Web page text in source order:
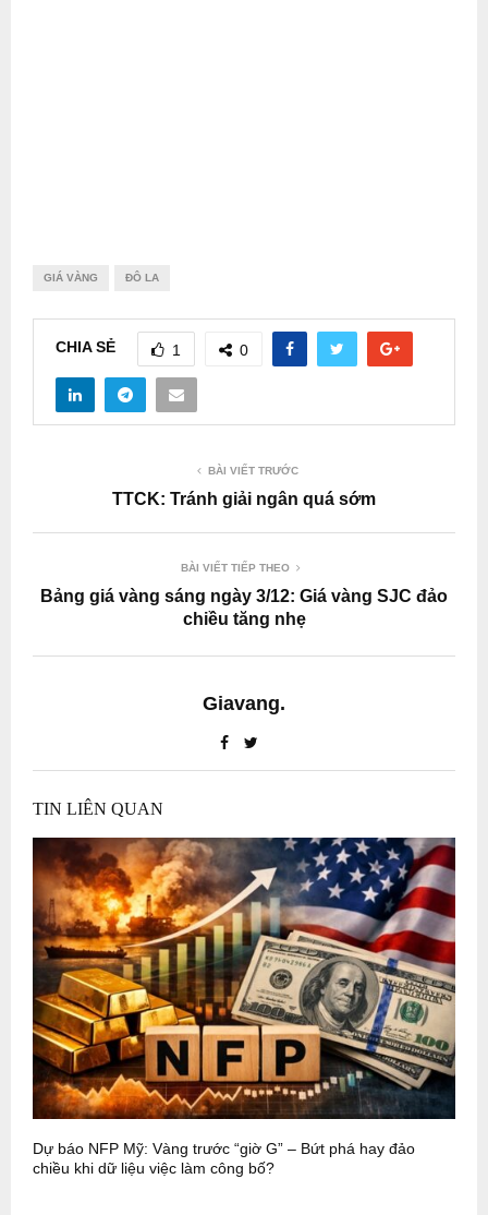
GIÁ VÀNG ĐÔ LA
CHIA SẺ 1 0
BÀI VIẾT TRƯỚC
TTCK: Tránh giải ngân quá sớm
BÀI VIẾT TIẾP THEO
Bảng giá vàng sáng ngày 3/12: Giá vàng SJC đảo
chiều tăng nhẹ
Giavang.
TIN LIÊN QUAN
Dự báo NFP Mỹ: Vàng trước “giờ G” – Bứt phá hay đảo
chiều khi dữ liệu việc làm công bố?